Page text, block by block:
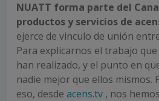
NUATT forma parte del
productos y servicios de
ejerce de vinculo de unión
Para explicarnos el trabajo
han realizado, y el punto en
nadie mejor que ellos mismos.
eso, desde acens.tv , nos